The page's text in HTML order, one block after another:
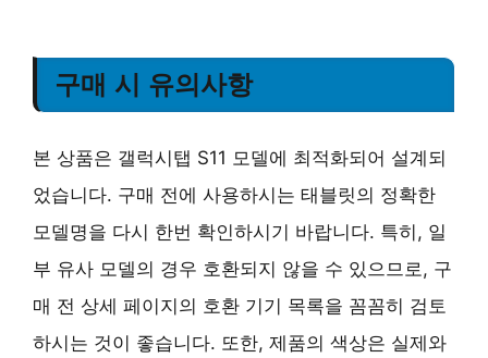
구매 시 유의사항
본 상품은 갤럭시탭 S11 모델에 최적화되어 설계되
었습니다. 구매 전에 사용하시는 태블릿의 정확한
모델명을 다시 한번 확인하시기 바랍니다. 특히, 일
부 유사 모델의 경우 호환되지 않을 수 있으므로, 구
매 전 상세 페이지의 호환 기기 목록을 꼼꼼히 검토
하시는 것이 좋습니다. 또한, 제품의 색상은 실제와